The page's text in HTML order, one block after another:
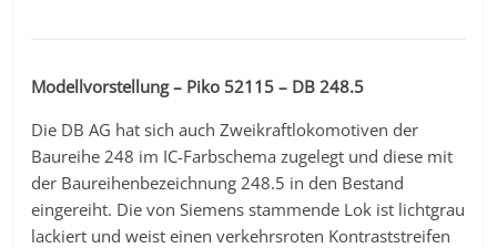
Modellvorstellung – Piko 52115 – DB 248.5
Die DB AG hat sich auch Zweikraftlokomotiven der
Baureihe 248 im IC-Farbschema zugelegt und diese mit
der Baureihenbezeichnung 248.5 in den Bestand
eingereiht. Die von Siemens stammende Lok ist lichtgrau
lackiert und weist einen verkehrsroten Kontraststreifen